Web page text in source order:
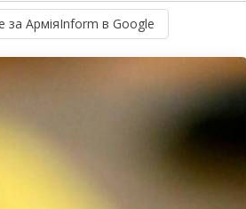
за АрміяInform в Google